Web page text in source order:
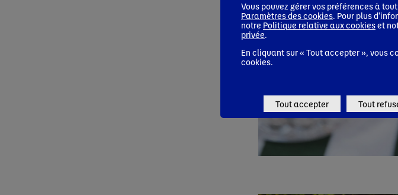
Vous pouvez gérer vos préférences à
Paramètres des cookies. Pour plus
notre Politique relative aux cookieset
privée.
En cliquant sur « Tout accepter », vous
cookies.
Tout accepter Tout